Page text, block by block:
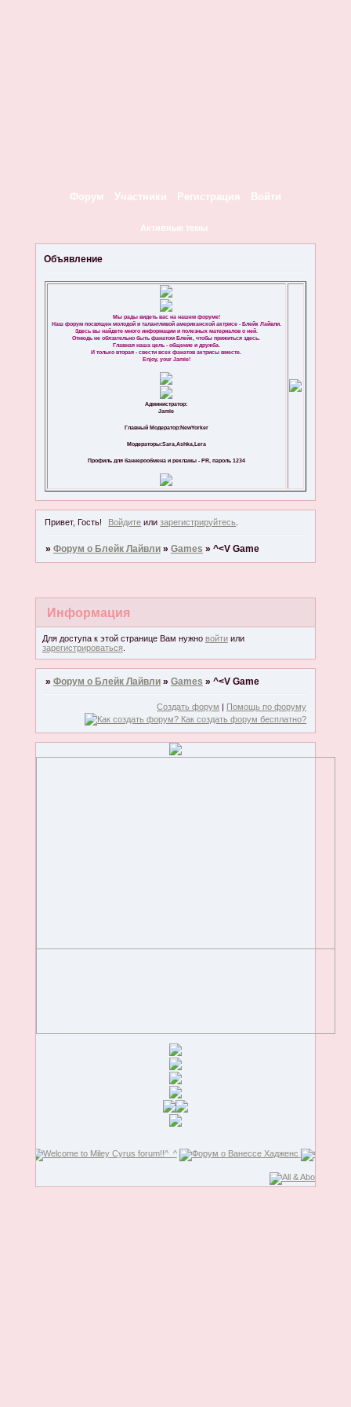
Форум Участники Регистрация Войти
Активные темы
Объявление
Мы рады видеть вас на нашем форуме!
Наш форум посвящен молодой и талантливой американской актрисе - Блейк Лайвли.
Здесь вы найдете много информации и полезных материалов о ней.
Отнюдь не обязательно быть фанатом Блейк, чтобы прижиться здесь.
Главная наша цель - общение и дружба.
И только вторая - свести всех фанатов актрисы вместе.
Enjoy, your Jamie!
Администратор:
Jamie
Главный Модератор:NewYorker
Модераторы:Sara,Ashka,Lera
Профиль для баннерообмена и рекламы - PR, пароль 1234
Привет, Гость! Войдите илизарегистрируйтесь
» Форум о Блейк Лайвли » Games » ^<V Game
Информация
Для доступа к этой странице Вам нужно войтиили
зарегистрироваться.
» Форум о Блейк Лайвли » Games » ^<V Game
Создать форум | Помощь по форуму